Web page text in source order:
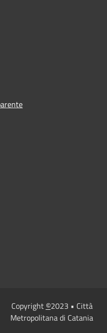
Copyright ©2023 • Città
Metropolitana di Catania